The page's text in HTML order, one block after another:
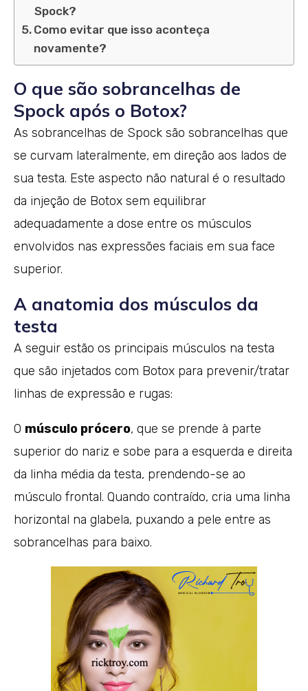
Spock?
Como evitar que isso aconteça
novamente?
O que são sobrancelhas de
Spock após o Botox?
As sobrancelhas de Spock são sobrancelhas que
se curvam lateralmente, em direção aos lados de
sua testa. Este aspecto não natural é o resultado
da injeção de Botox sem equilibrar
adequadamente a dose entre os músculos
envolvidos nas expressões faciais em sua face
superior.
A anatomia dos músculos da
testa
A seguir estão os principais músculos na testa
que são injetados com Botox para prevenir/tratar
linhas de expressão e rugas:
O músculo prócero, que se prende à parte
superior do nariz e sobe para a esquerda e direita
da linha média da testa, prendendo-se ao
músculo frontal. Quando contraído, cria uma linha
horizontal na glabela, puxando a pele entre as
sobrancelhas para baixo.